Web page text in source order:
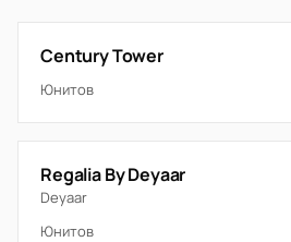
Century Tower
Юнитов
Regalia By Deyaar
Deyaar
Юнитов